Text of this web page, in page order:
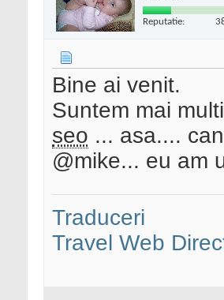
Reputatie:
Bine ai venit.
Suntem mai
seo ... asa....
@mike... eu am
Traduceri
Travel Web